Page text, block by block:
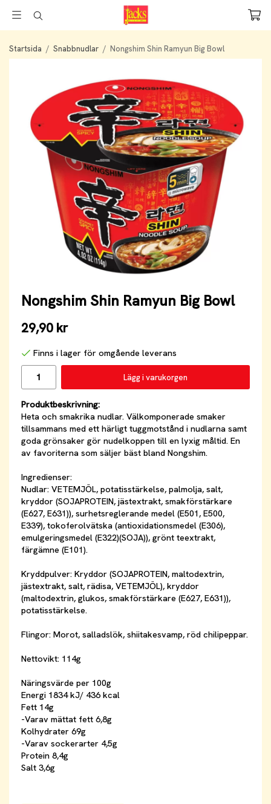
Startsida / Snabbnudlar / Nongshim Shin Ramyun Big Bowl
Nongshim Shin Ramyun Big Bowl
29,90 kr
Finns i lager för omgående leverans
Lägg i varukorgen
Produktbeskrivning:
Heta och smakrika nudlar. Välkomponerade smaker
tillsammans med ett härligt tuggmotstånd i nudlarna samt
goda grönsaker gör nudelkoppen till en lyxig måltid. En
av favoriterna som säljer bäst bland Nongshim.
Ingredienser:
Nudlar: VETEMJÖL, potatisstärkelse, palmolja, salt,
kryddor (SOJAPROTEIN, jästextrakt, smakförstärkare
(E627, E631)), surhetsreglerande medel (E501, E500,
E339), tokoferolvätska (antioxidationsmedel (E306),
emulgeringsmedel (E322)(SOJA)), grönt teextrakt,
färgämne (E101).
Kryddpulver: Kryddor (SOJAPROTEIN, maltodextrin,
jästextrakt, salt, rädisa, VETEMJÖL), kryddor
(maltodextrin, glukos, smakförstärkare (E627, E631)),
potatisstärkelse.
Flingor: Morot, salladslök, shiitakesvamp, röd chilipeppar.
Nettovikt: 114g
Näringsvärde per 100g
Energi 1834 kJ/ 436 kcal
Fett 14g
-Varav mättat fett 6,8g
Kolhydrater 69g
-Varav sockerarter 4,5g
Protein 8,4g
Salt 3,6g